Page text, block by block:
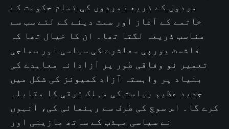
مردوں کے ذریعے مردوں کی تمام حکومت کے
خاتمے کے آغاز اور سمت دینے کے لئے سب سے
مناسب ذریعہ لگتا تھا۔ ان کا خیال تھا کہ
فاشسٹ یورپی معاشرے کی سیاسی اور سماجی
تعمیر نو وفاقی طور پر آزادانہ معاہدے کی
بنیاد پر وابستہ آزاد کمیونز کی شکل میں
جدید عظیم ریاست کی مہلک ترقی کا مقابلہ
کرے گا۔ اس سوچ کی طرف سے رہنمائی کی، انہوں
نے سیاسی مہذب کے ساتھ مازینی اور